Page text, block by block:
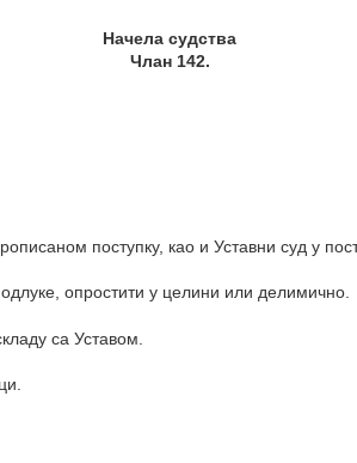
Начела судства
Члан 142.
поступку, као и Уставни суд у
опростити у целини или делимично.
са Уставом.